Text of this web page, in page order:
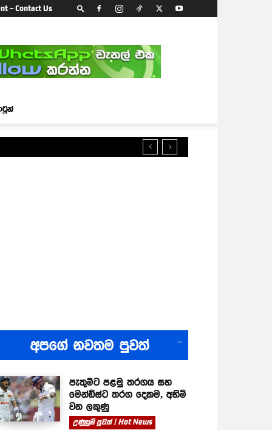
– Contact Us
අපගේ නවතම පුවත්
පැතුම්ට පළමු තරගය සහ
මෙන්ඩිස්ට තරග දෙකම, අහිමි
වන ලකුණු
උණුසුම් පුවත් | Hot News